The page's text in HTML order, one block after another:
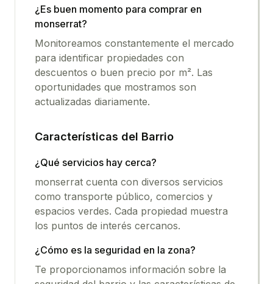
¿Es buen momento para comprar en
monserrat?
Monitoreamos constantemente el mercado
para identificar propiedades con
descuentos o buen precio por m². Las
oportunidades que mostramos son
actualizadas diariamente.
Características del Barrio
¿Qué servicios hay cerca?
monserrat cuenta con diversos servicios
como transporte público, comercios y
espacios verdes. Cada propiedad muestra
los puntos de interés cercanos.
¿Cómo es la seguridad en la zona?
Te proporcionamos información sobre la